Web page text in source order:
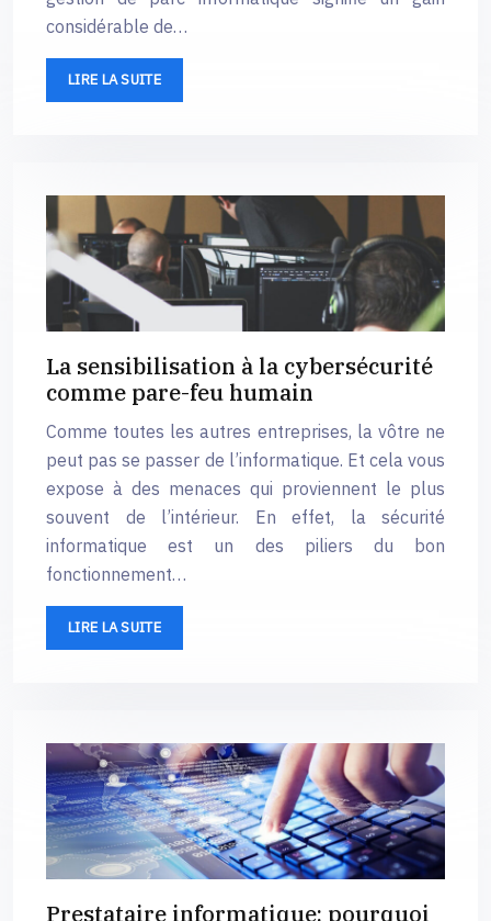
considérable de…
LIRE LA SUITE
La sensibilisation à la cybersécurité
comme pare-feu humain
Comme toutes les autres entreprises, la vôtre ne
peut pas se passer de l’informatique. Et cela vous
expose à des menaces qui proviennent le plus
souvent de l’intérieur. En effet, la sécurité
informatique est un des piliers du bon
fonctionnement…
LIRE LA SUITE
Prestataire informatique: pourquoi